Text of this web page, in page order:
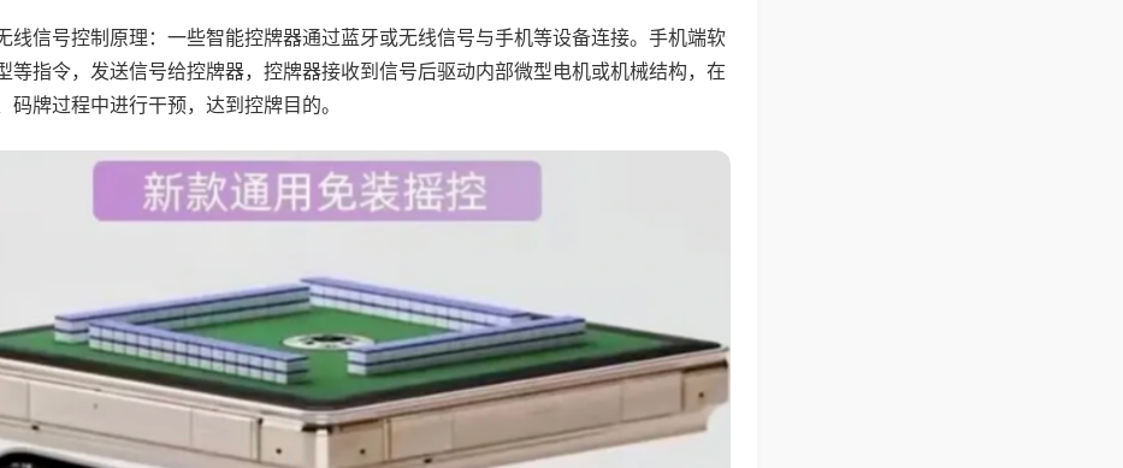
线信号控制原理：一些智能控牌器通过蓝牙或无线信号与手机等设备连接。手机端软
等指令，发送信号给控牌器，控牌器接收到信号后驱动内部微型电机或机械结构，在
码牌过程中进行干预，达到控牌目的。